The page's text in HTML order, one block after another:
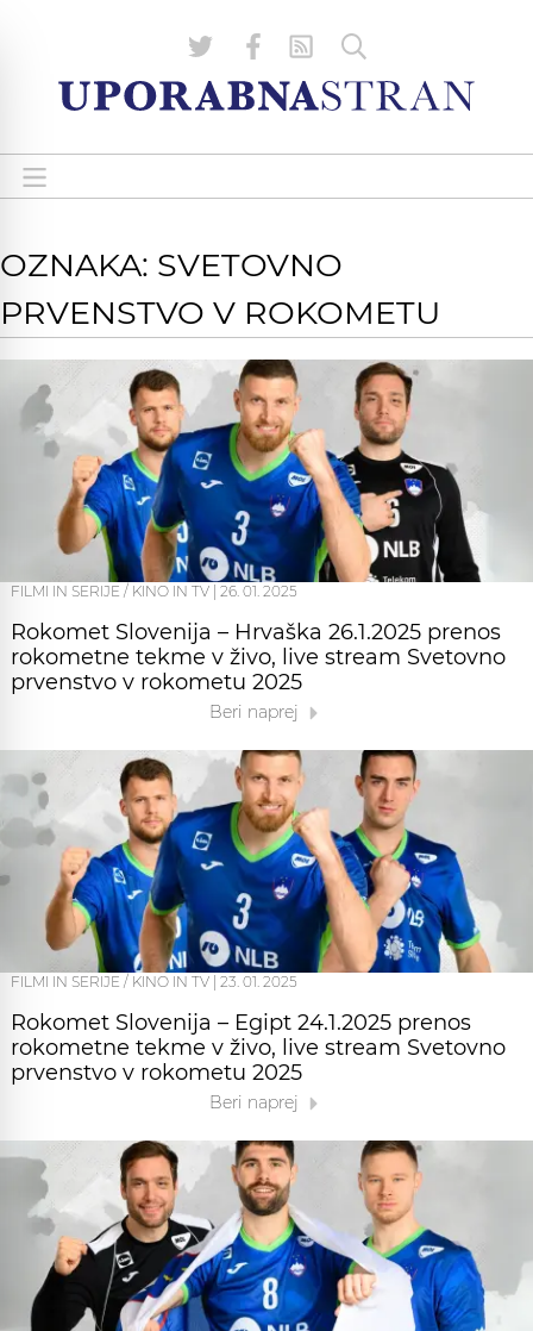
OZNAKA: SVETOVNO
PRVENSTVO V ROKOMETU
FILMI IN SERIJE / KINO IN TV 26. 01. 2025
Rokomet Slovenija – Hrvaška 26.1.2025 prenos
rokometne tekme v živo, live stream Svetovno
prvenstvo v rokometu 2025
Beri naprej
FILMI IN SERIJE / KINO IN TV 23. 01. 2025
Rokomet Slovenija – Egipt 24.1.2025 prenos
rokometne tekme v živo, live stream Svetovno
prvenstvo v rokometu 2025
Beri naprej